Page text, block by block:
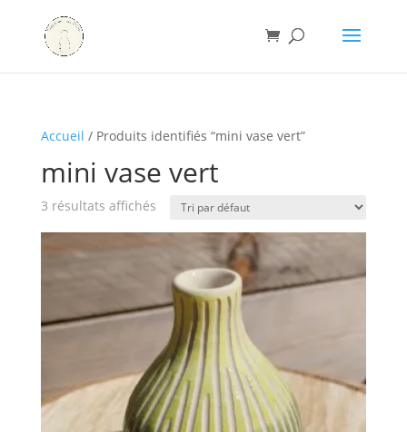
Accueil / Produits identifiés “mini vase vert”
mini vase vert
3 résultats affichés